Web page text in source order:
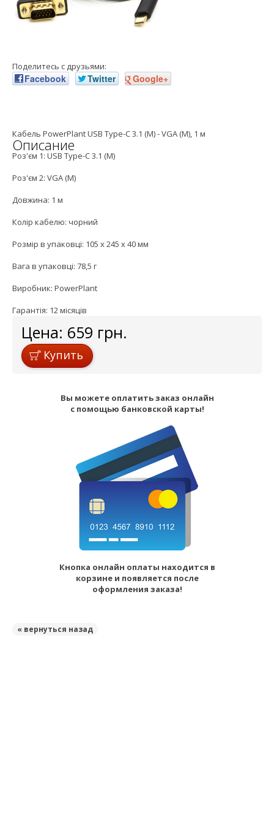
Поделитесь с друзьями:
Facebook Twitter Google+
Описание
Кабель PowerPlant USB Type-C 3.1 (M) - VGA (M), 1 м
Роз'єм 1: USB Type-C 3.1 (M)
Роз'єм 2: VGA (M)
Довжина: 1 м
Колір кабелю: чорний
Розмір в упаковці: 105 x 245 x 40 мм
Вага в упаковці: 78,5 г
Виробник: PowerPlant
Гарантія: 12 місяців
Цена: 659 грн.
Купить
Вы можете оплатить заказ онлайн
с помощью банковской карты!
Кнопка онлайн оплаты находится в
корзине и появляется после
оформления заказа!
« вернуться назад